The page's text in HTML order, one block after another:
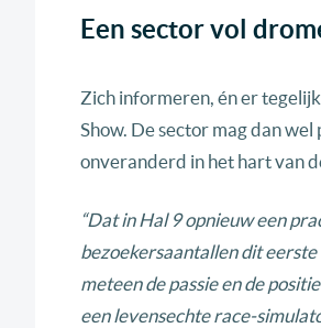
Een sector vol
Zich informeren, én er
Show. De sector mag dan
onveranderd in het hart van
“Dat in Hal 9 opnieuw een
bezoekersaantallen dit eerste
meteen de passie en de
een levensechte race-